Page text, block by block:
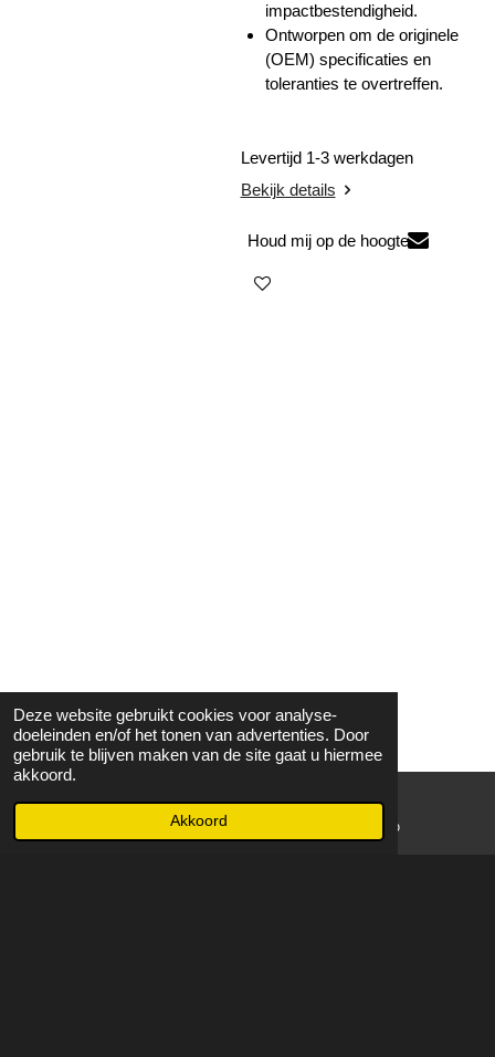
Deze website gebruikt cookies voor analyse-
doeleinden en/of het tonen van advertenties. Door
gebruik te blijven maken van de site gaat u hiermee
akkoord.
Akkoord
impactbestendigheid.
Ontworpen om de originele
(OEM) specificaties en
toleranties te overtreffen.
Levertijd 1-3 werkdagen
Bekijk details
Houd mij op de hoogte
WhatsApp